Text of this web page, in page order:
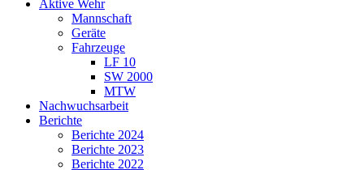
Aktive Wehr
Mannschaft
Geräte
Fahrzeuge
LF 10
SW 2000
MTW
Nachwuchsarbeit
Berichte
Berichte 2024
Berichte 2023
Berichte 2022